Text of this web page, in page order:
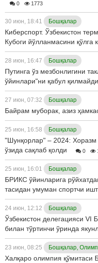
0 1773
30 июн, 18:41 Бошқалар
Киберспорт. Ўзбекистон
Кубоги йўлланмасини қўлга
28 июн, 16:47 Бошқалар
Путинга ўз мезбонлигини
ўйинлари"ни қабул
27 июн, 07:32 Бошқалар
Байрам муборак, азиз
25 июн, 16:58 Бошқалар
"Шунқорлар" – 2024: Хоразм
ўзида сақлаб қолди
0
25 июн, 16:01 Бошқалар
БРИКС ўйинларига
тасидан умуман спортчи
24 июн, 12:12 Бошқалар
Ўзбекистон делегацияси
билан тўртинчи ўринда
23 июн, 08:25 Бошқалар,
Халқаро олимпия қўмитаси